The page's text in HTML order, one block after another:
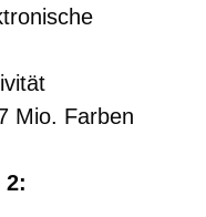
Mio. Farben
2: